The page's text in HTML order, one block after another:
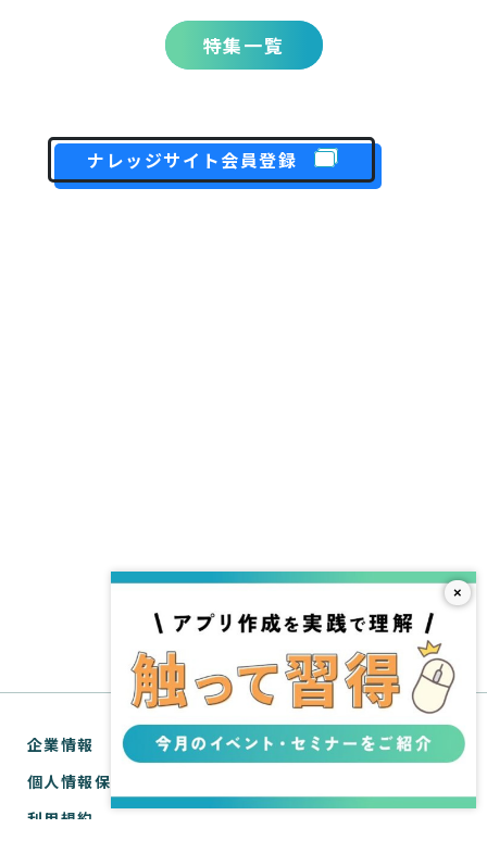
特集一覧
ナレッジサイト会員登録
企業情報
個人情報保護方針
利用規約
×